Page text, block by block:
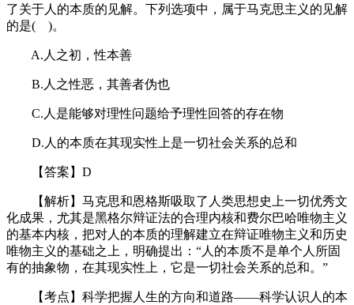
了关于人的本质的见解。下列选项中，属于马克思主义的见解
的是( )。
A.人之初，性本善
B.人之性恶，其善者伪也
C.人是能够对理性问题给予理性回答的存在物
D.人的本质在其现实性上是一切社会关系的总和
【答案】D
【解析】马克思和恩格斯吸取了人类思想史上一切优秀文
化成果，尤其是黑格尔辩证法的合理内核和费尔巴哈唯物主义
的基本内核，把对人的本质的理解建立在辩证唯物主义和历史
唯物主义的基础之上，明确提出：“人的本质不是单个人所固
有的抽象物，在其现实性上，它是一切社会关系的总和。”
【考点】科学把握人生的方向和道路——科学认识人的本